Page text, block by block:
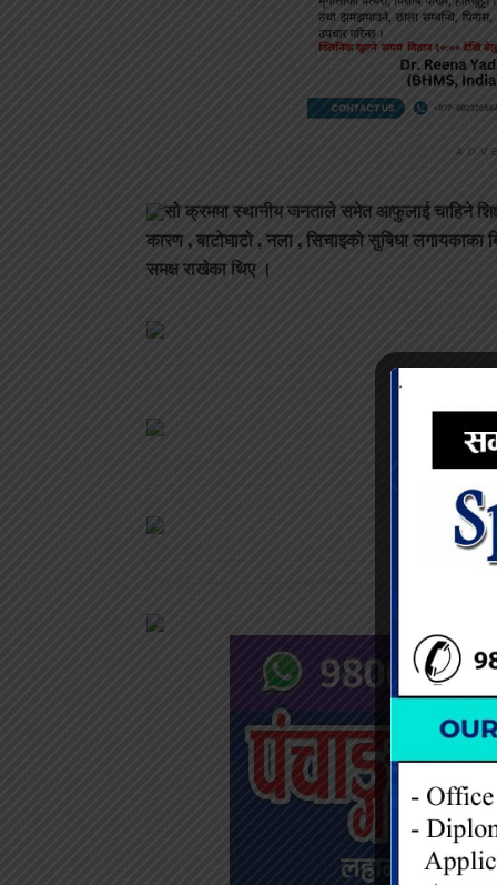
सो क्रममा स्थानीय जनताले समेत आफुलाई चाहिने
कारण , बाटोघाटो , नला , सिचाइको सुबिधा लगायकाका
समक्ष राखेका थिए ।